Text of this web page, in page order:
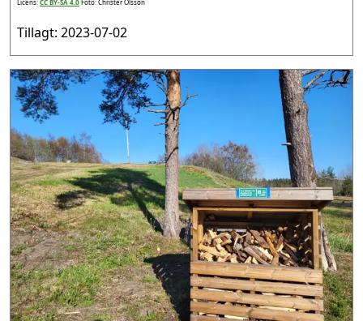
Licens:CC BY-SA 4.0Foto: Christer Olsson
Tillagt: 2023-07-02